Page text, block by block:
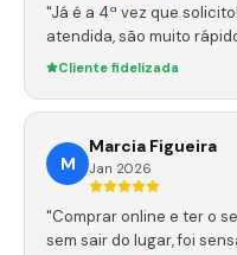
"Já é a 4ª vez que
atendida, são muito
Cliente fidelizada
M
Marcia Figueira
Jan 2026
"Comprar online e ter o
sem sair do lugar, foi